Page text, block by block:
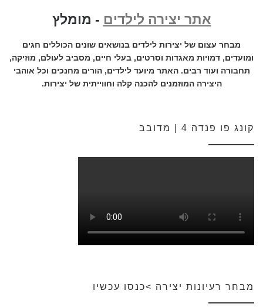
אתר יצירה לילדים - מומלץ
מבחר עצום של יצירות לילדים בנושאים שונים הכוללים חגים
ומועדים, דמויות מאגדות וסרטים, בעלי חיים, מסביב לעולם, מוזיקה,
תחבורה ועוד רבים. האתר מיועד לילדים, הורים מחנכים וכל אוהבי
היצירה המוזמנים להכנה קלה וחווייתית של יצירות.
קונג פו פנדה 4 | מדובב
מבחר רעיונות יצירה >כנסו עכשיו